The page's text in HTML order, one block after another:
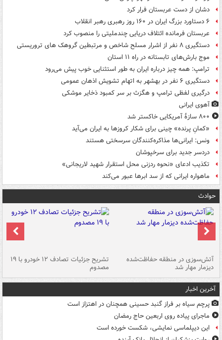
دشان از دست عربستان فرار کرد
۶ دستاورد بزرگ ایران در ۱۶۰ روز رهبری رهبر انقلاب
عربستان فرمانده ائتلاف دریایی چندملیتی را منصوب کرد
دستگیری ۸ نفر از اشرار مسلح شاخص و مرتبطین گروهک های تروریستی
موج بارش‌های تابستانه در راه ۱۱ استان
ترامپ: همه چیز درباره ایران به طور استثنایی خوب پیش می‌رود
دستگیری ۶ نفر در بهشهر به اتهام تشویش اذهان عمومی
درگیری لفظی ترامپ و هگزث بر سر کمبود ذخایر موشکی
آهوی ایرانی
۸۰۰ سازۀ آمریکایی خاکستر شد
«کمانِ پرنده» چینی برای شکار کروزها به ایران می‌آید
ونس: ایرانی‌ها مذاکره‌کنندگان سرسختی هستند
دردسر جدید برای سرخپوشان
تکذیب ادعای «نحوه ردزنی محل استقرار شهید لاریجانی»
ماهواره ایرانی که از سد ابرها عبور می‌کند
حوادث
آتش‌سوزی در منطقه حفاظت‌شده
دیزمار مهار شد
تشریح جزئیات تصادف ۱۲ خودرو با ۱۹
مصدوم
آخرین اخبار
پرچم سیاه بر فراز گنبد حسینی همچنان در اهتزاز است
ماجرای پیاده روی اربعین حاج رمضان
این دیپلماسی نمایشی، شکست خورده است